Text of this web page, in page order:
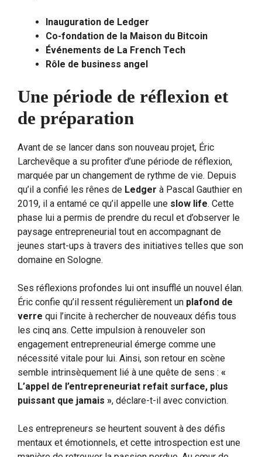
Inauguration de Ledger
Co-fondation de la Maison du Bitcoin
Événements de La French Tech
Rôle de business angel
Une période de réflexion et
de préparation
Avant de se lancer dans son nouveau projet, Éric
Larchevêque a su profiter d’une période de réflexion,
marquée par un changement de rythme de vie. Depuis
qu’il a confié les rênes de Ledger à Pascal Gauthier en
2019, il a entamé ce qu’il appelle une slow life. Cette
phase lui a permis de prendre du recul et d’observer le
paysage entrepreneurial tout en accompagnant de
jeunes start-ups à travers des initiatives telles que son
domaine en Sologne.
Ses réflexions profondes lui ont insufflé un nouvel élan.
Éric confie qu’il ressent régulièrement un plafond de
verre qui l’incite à rechercher de nouveaux défis tous
les cinq ans. Cette impulsion à renouveler son
engagement entrepreneurial émerge comme une
nécessité vitale pour lui. Ainsi, son retour en scène
semble intrinsèquement lié à une quête de sens : «
L’appel de l’entrepreneuriat refait surface, plus
puissant que jamais », déclare-t-il avec conviction.
Les entrepreneurs se heurtent souvent à des défis
mentaux et émotionnels, et cette introspection est une